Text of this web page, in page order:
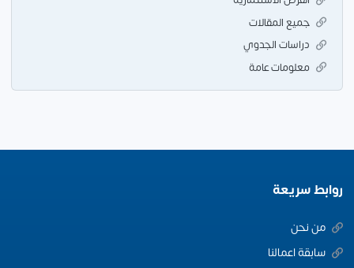
جميع المقالات
دراسات الجدوي
معلومات عامة
روابط سريعة
من نحن
سابقة اعمالنا